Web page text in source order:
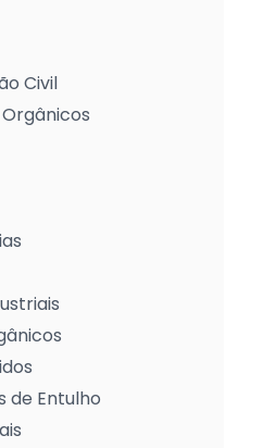
Civil
de Entulho